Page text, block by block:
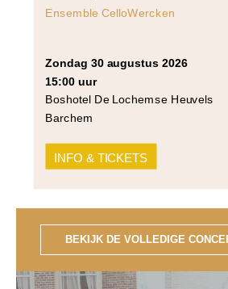
vierstemmig samenspel. Het
strijkers in vier partijen.
werken van Cornelia Tautu (Da
Grażyna Bacewicz (Quartet for
Ensemble CelloWercken
zondag 30 augustus 2026
15:00 uur
Boshotel De Lochemse Heuvels
Barchem
INFO & TICKETS
BEKIJK DE VOLLEDIGE